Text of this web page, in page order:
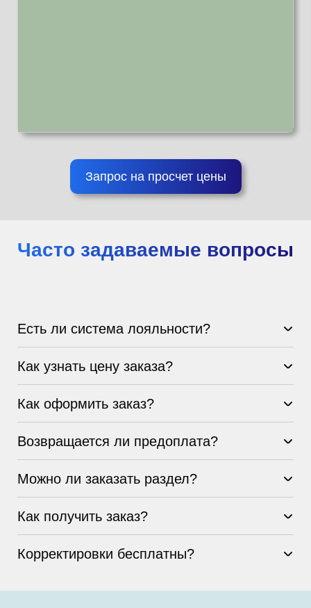
Запрос на просчет цены
Часто задаваемые вопросы
Есть ли система лояльности?
Как узнать цену заказа?
Как оформить заказ?
Возвращается ли предоплата?
Можно ли заказать раздел?
Как получить заказ?
Корректировки бесплатны?